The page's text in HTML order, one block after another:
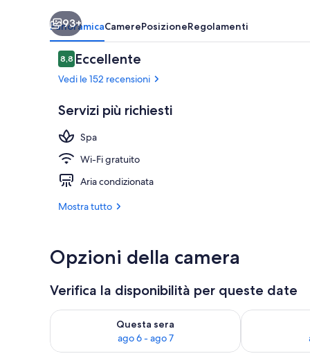
93+
PanoramicaCamerePosizioneRegolamenti
Recensioni
8,88,8 su 10
Eccellente
Vedi le 152 recensioni
Servizi più richiesti
Spa
Wi-Fi gratuito
Aria condizionata
Mostra tutto
Opzioni della camera
Verifica la disponibilità per queste date
Questa sera
ago 6 - ago 7
Verifica la disponibilità per questa sera, ago 6 - ago 7
Verifica la